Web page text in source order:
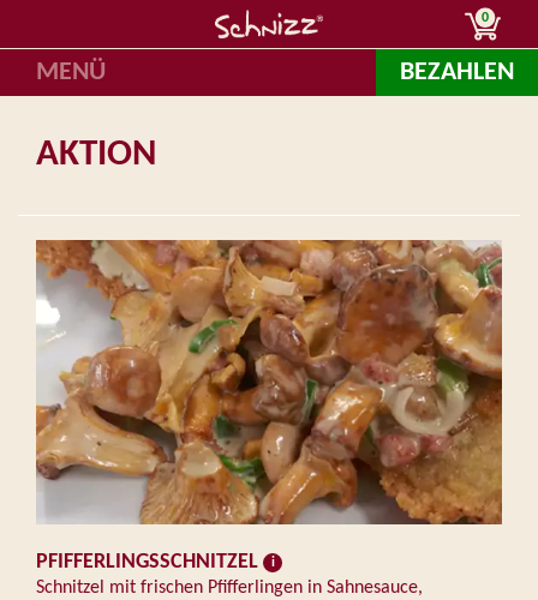
0
MENÜ BEZAHLEN
AKTION
PFIFFERLINGSSCHNITZEL
Schnitzel mit frischen Pfifferlingen in Sahnesauce,